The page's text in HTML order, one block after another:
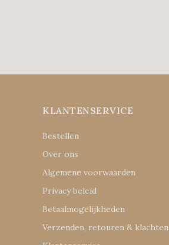
KLANTENSERVICE
Bestellen
Over ons
Algemene voorwaarden
Privacy beleid
Betaalmogelijkheden
Verzenden, retouren & klachten